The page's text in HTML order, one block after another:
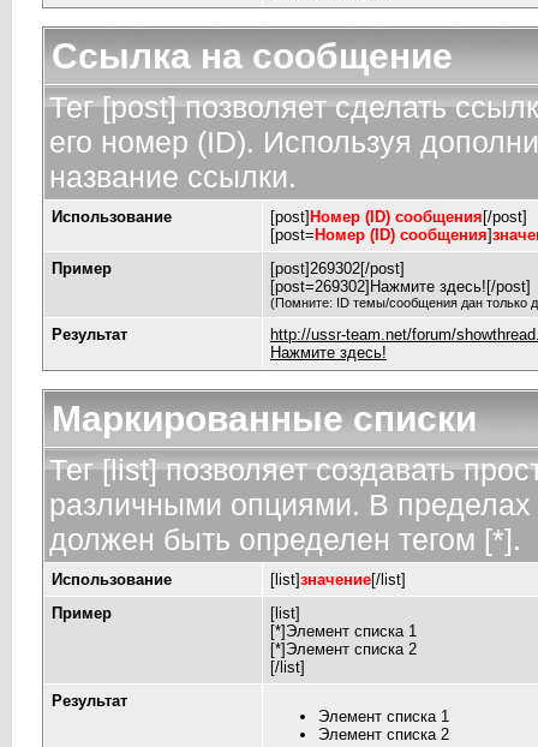
Ссылка на сообщение
Тег [post] позволяет сделать
его номер (ID). Используя
название ссылки.
Использование [post] Номер (ID) сообщения [/post]
[post= Номер (ID) сообщения]
Пример
[post]269302[/post]
[post=269302]Нажмите здесь![/post]
(Помните: ID темы/сообщения дан только
Результат
http://ussr-team.net/forum/
Нажмите здесь!
Маркированные списки
Тег [list] позволяет создавать
различными опциями. В пределах
должен быть определен тегом [*].
Использование [list]значение[/list]
Пример
[list]
[*]Элемент списка 1
[*]Элемент списка 2
[/list]
Результат
Элемент списка 1
Элемент списка 2